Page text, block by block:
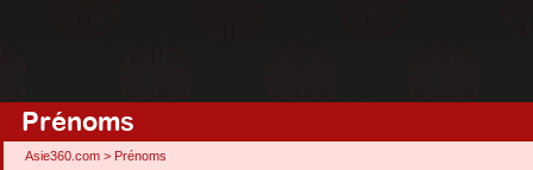
Prénoms
Asie360.com > Prénoms